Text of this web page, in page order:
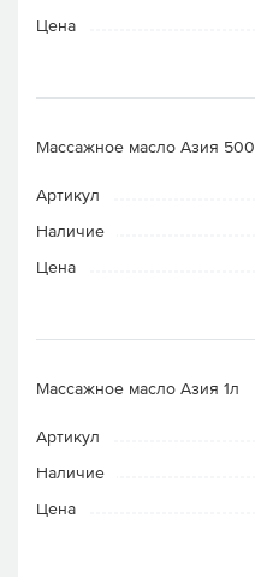
Цена
Массажное масло Азия 500
Артикул
Наличие
Цена
Массажное масло Азия 1л
Артикул
Наличие
Цена